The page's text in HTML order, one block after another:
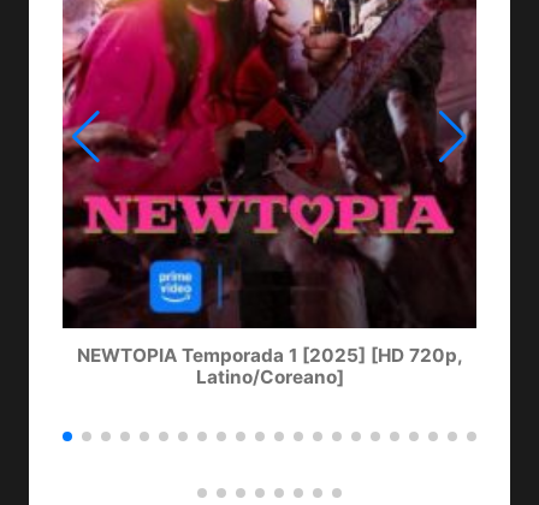
NEWTOPIA Temporada 1 [2025] [HD 720p,
Latino/Coreano]